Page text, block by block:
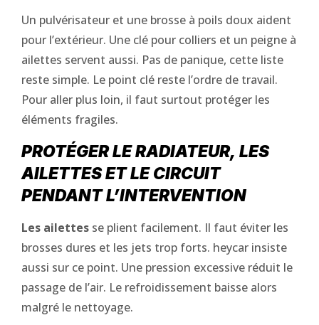
Un pulvérisateur et une brosse à poils doux aident
pour l’extérieur. Une clé pour colliers et un peigne à
ailettes servent aussi. Pas de panique, cette liste
reste simple. Le point clé reste l’ordre de travail.
Pour aller plus loin, il faut surtout protéger les
éléments fragiles.
PROTÉGER LE RADIATEUR, LES
AILETTES ET LE CIRCUIT
PENDANT L’INTERVENTION
Les ailettes se plient facilement. Il faut éviter les
brosses dures et les jets trop forts. heycar insiste
aussi sur ce point. Une pression excessive réduit le
passage de l’air. Le refroidissement baisse alors
malgré le nettoyage.